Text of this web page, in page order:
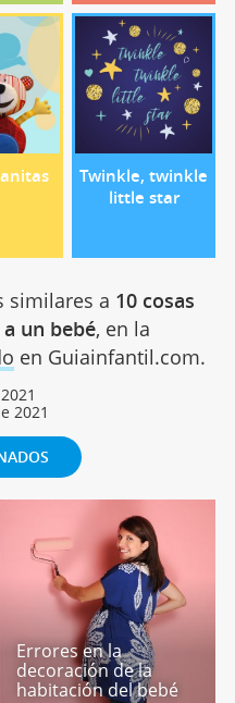
Twinkle, twinkle
little star
similares a 10 cosas
un bebé, en la
en Guiainfantil.com.
2021
Errores en la
decoración de la
habitación del bebé